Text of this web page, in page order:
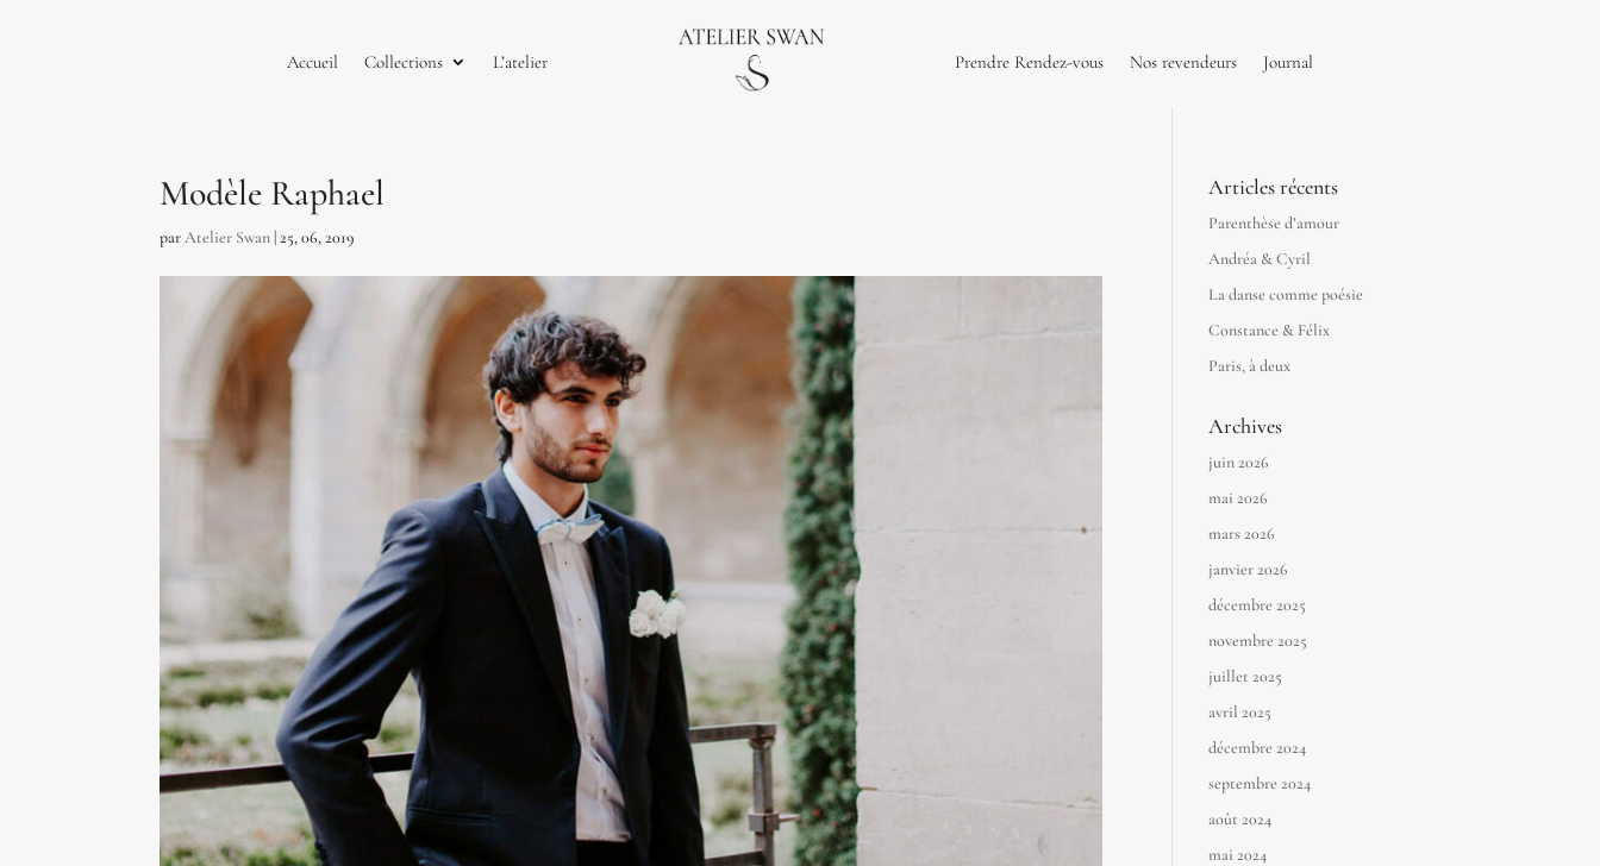
Accueil Collections L’atelier Prendre Rendez-vous Nos revendeurs Journal
Modèle Raphael
parAtelier Swan |25, 06, 2019
Articles récents
Parenthèse d’amour
Andréa & Cyril
La danse comme poésie
Constance & Félix
Paris, à deux
Archives
juin 2026
mai 2026
mars 2026
janvier 2026
décembre 2025
novembre 2025
juillet 2025
avril 2025
décembre 2024
septembre 2024
août 2024
mai 2024